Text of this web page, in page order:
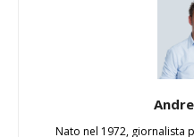
Nato nel 1972, giornalista